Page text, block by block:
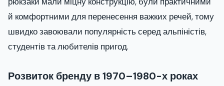
й комфортними для перенесення важких речей, тому
швидко завоювали популярність серед альпіністів,
студентів та любителів пригод.
Розвиток бренду в 1970–1980-х роках